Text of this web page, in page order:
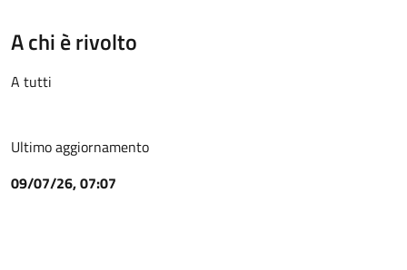
A chi è rivolto
A tutti
Ultimo aggiornamento
09/07/26, 07:07